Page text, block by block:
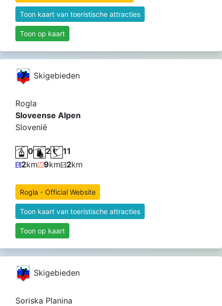
Toon kaart van toeristische attracties
Toon op kaart
Skigebieden
Rogla
Sloveense Alpen
Slovenië
0 2
11
2km 9km 2km
Rogla - Official Website
Toon kaart van toeristische attracties
Toon op kaart
Skigebieden
Soriska Planina